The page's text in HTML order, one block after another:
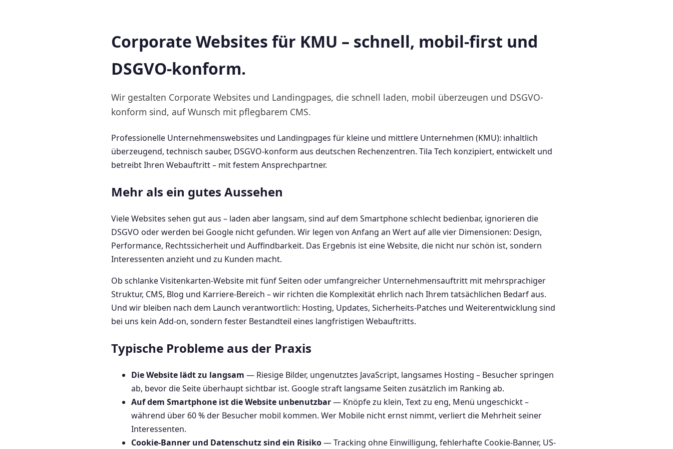
Corporate Websites für KMU – schnell, mobil-first und
DSGVO-konform.
Wir gestalten Corporate Websites und Landingpages, die schnell laden, mobil überzeugen und DSGVO-
konform sind, auf Wunsch mit pflegbarem CMS.
Professionelle Unternehmenswebsites und Landingpages für kleine und mittlere Unternehmen (KMU): inhaltlich
überzeugend, technisch sauber, DSGVO-konform aus deutschen Rechenzentren. Tila Tech konzipiert, entwickelt und
betreibt Ihren Webauftritt – mit festem Ansprechpartner.
Mehr als ein gutes Aussehen
Viele Websites sehen gut aus – laden aber langsam, sind auf dem Smartphone schlecht bedienbar, ignorieren die
DSGVO oder werden bei Google nicht gefunden. Wir legen von Anfang an Wert auf alle vier Dimensionen: Design,
Performance, Rechtssicherheit und Auffindbarkeit. Das Ergebnis ist eine Website, die nicht nur schön ist, sondern
Interessenten anzieht und zu Kunden macht.
Ob schlanke Visitenkarten-Website mit fünf Seiten oder umfangreicher Unternehmensauftritt mit mehrsprachiger
Struktur, CMS, Blog und Karriere-Bereich – wir richten die Komplexität ehrlich nach Ihrem tatsächlichen Bedarf aus.
Und wir bleiben nach dem Launch verantwortlich: Hosting, Updates, Sicherheits-Patches und Weiterentwicklung sind
bei uns kein Add-on, sondern fester Bestandteil eines langfristigen Webauftritts.
Typische Probleme aus der Praxis
Die Website lädt zu langsam — Riesige Bilder, ungenutztes JavaScript, langsames Hosting – Besucher springen
ab, bevor die Seite überhaupt sichtbar ist. Google straft langsame Seiten zusätzlich im Ranking ab.
Auf dem Smartphone ist die Website unbenutzbar— Knöpfe zu klein, Text zu eng, Menü ungeschickt –
während über 60 % der Besucher mobil kommen. Wer Mobile nicht ernst nimmt, verliert die Mehrheit seiner
Interessenten.
Cookie-Banner und Datenschutz sind ein Risiko— Tracking ohne Einwilligung, fehlerhafte Cookie-Banner, US-